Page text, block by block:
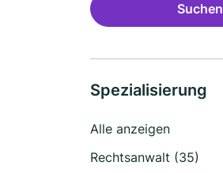
Suchen
Spezialisierung
Alle anzeigen
Rechtsanwalt (35)